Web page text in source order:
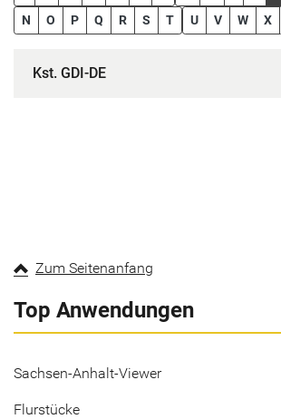
N
O P Q R S T U V W X
Kst. GDI-DE
Zum Seitenanfang
Top Anwendungen
Sachsen-Anhalt-Viewer
Flurstücke